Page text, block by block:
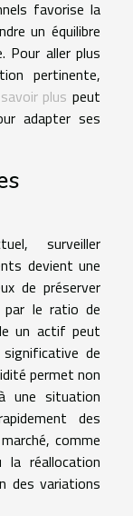
favorise la
un équilibre
Pour aller plus
pertinente,
plus peut
adapter ses
surveiller
devient une
de préserver
par le ratio de
un actif peut
de
permet non
une situation
des
comme
la réallocation
des variations